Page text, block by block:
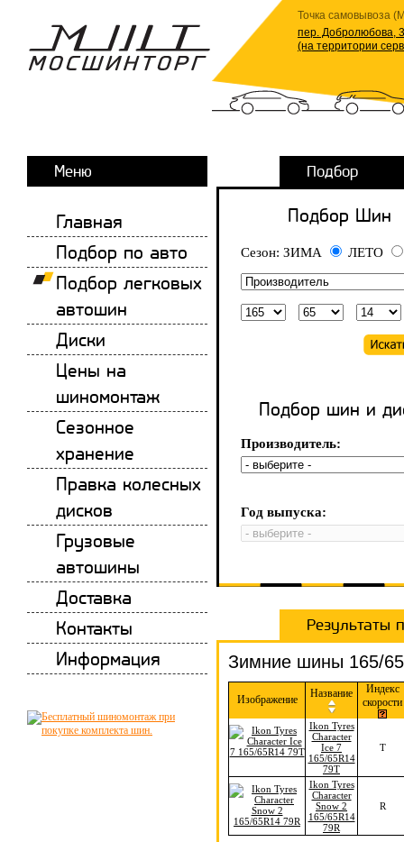
Точка самовывоза
пер. Добролюбова,
(на территории
Меню
Главная
Подбор по авто
Подбор легковых
автошин
Диски
Цены на
шиномонтаж
Сезонное
хранение
Правка колесных
дисков
Грузовые
автошины
Доставка
Контакты
Информация
Подбор
Подбор Шин
Сезон: ЗИМА ЛЕТО
Подбор шин и
Производитель:
Год выпуска:
Результаты
Зимние шины 165/
Изображение Название
Индекс
скорости
Ikon Tyres
Character
Ice 7
165/65R14
79T
T
Ikon Tyres
Character
Snow 2
165/65R14
79R
R